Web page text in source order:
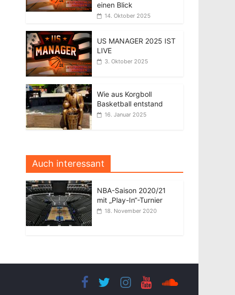
einen Blick
14. Oktober 2025
US MANAGER 2025 IST
LIVE
3. Oktober 2025
Wie aus Korgboll
Basketball entstand
16. Januar 2025
Auch interessant
NBA-Saison 2020/21
mit „Play-In“-Turnier
18. November 2020